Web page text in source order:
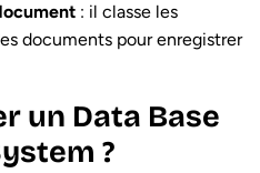
: il classe les
documents pour enregistrer
un Data Base
?